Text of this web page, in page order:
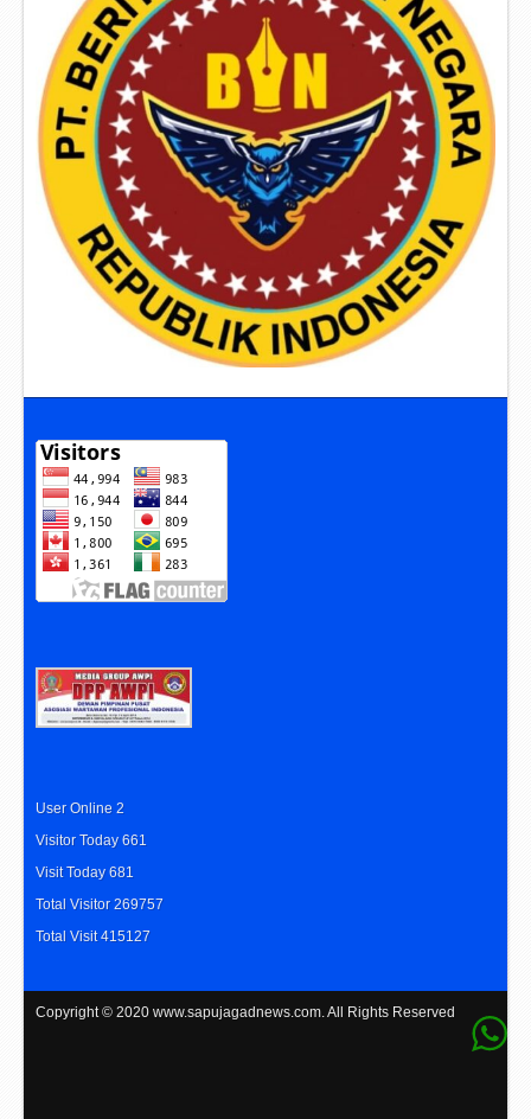
User Online 2
Visitor Today 661
Visit Today 681
Total Visitor 269757
Total Visit 415127
Copyright © 2020 www.sapujagadnews.com. All Rights Reserved